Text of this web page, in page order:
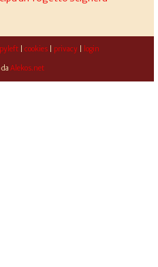
| cookies| privacy| login
Alekos.net